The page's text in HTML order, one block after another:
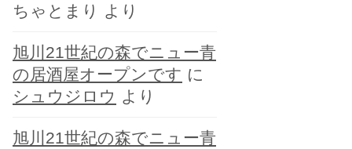
ちゃとまり
より
旭川21世紀の森でニュー青
の居酒屋オープンです に
シュウジロウ より
旭川21世紀の森でニュー青